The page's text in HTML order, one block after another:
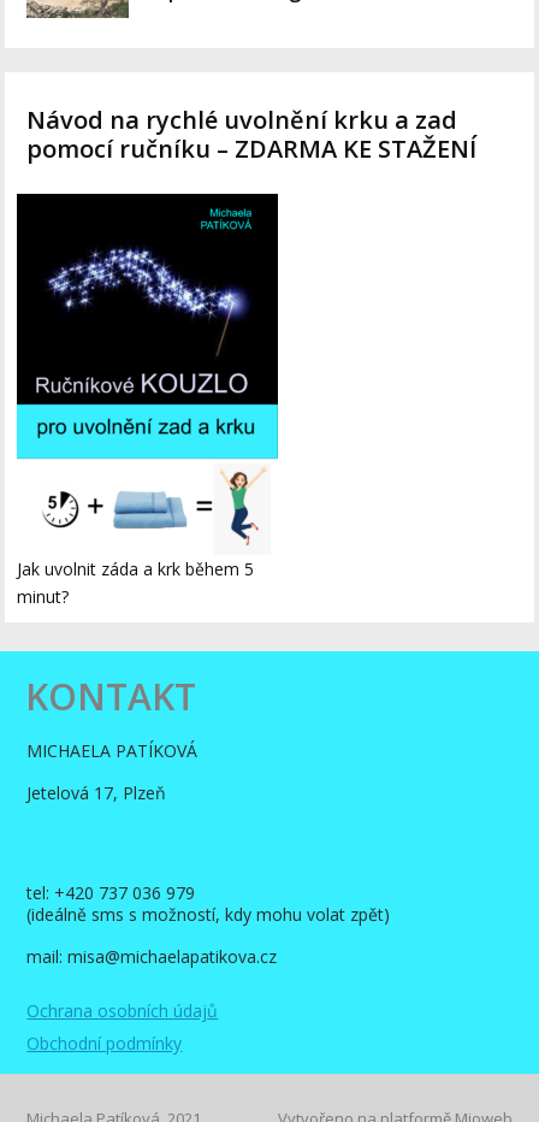
Návod na rychlé uvolnění krku a zad
pomocí ručníku – ZDARMA KE STAŽENÍ
Jak uvolnit záda a krk během 5
minut?
KONTAKT
MICHAELA PATÍKOVÁ
Jetelová 17, Plzeň
tel: +420 737 036 979
(ideálně sms s možností, kdy mohu volat zpět)
mail: misa@michaelapatikova.cz
Ochrana osobních údajů
Obchodní podmínky